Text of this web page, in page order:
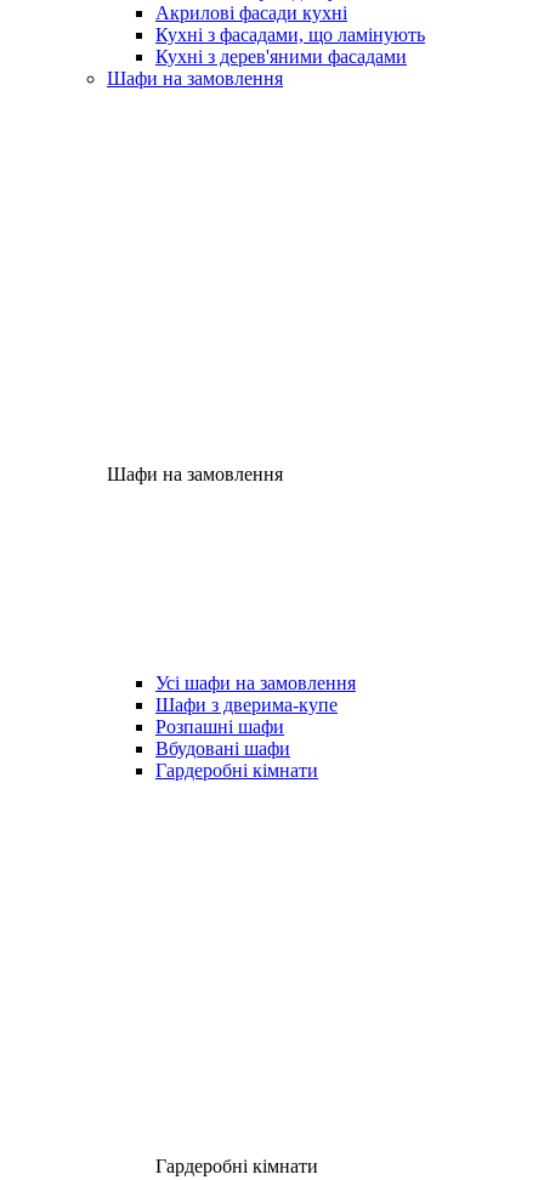
Акрилові фасади кухні
Кухні з фасадами, що ламінують
Кухні з дерев'яними фасадами
Шафи на замовлення
Шафи на замовлення
Усі шафи на замовлення
Шафи з дверима-купе
Розпашні шафи
Вбудовані шафи
Гардеробні кімнати
Гардеробні кімнати